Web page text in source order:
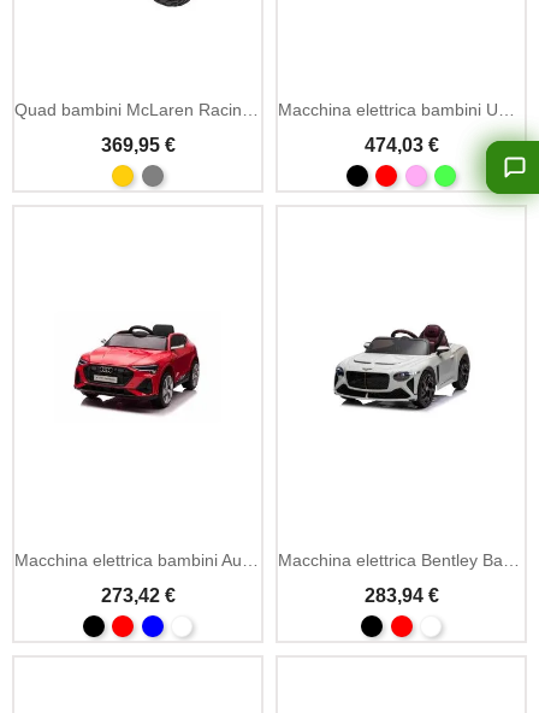
Quad bambini McLaren Racing MCL35 12V
369,95 €
Macchina elettrica bambini UTV 24V 2 posti MP3
474,03 €
Macchina elettrica bambini Audi E-tron Sportback 12V MP3
273,42 €
Macchina elettrica Bentley Bacalar 12V MP3 LED
283,94 €